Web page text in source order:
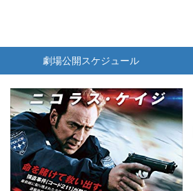
劇場公開スケジュール